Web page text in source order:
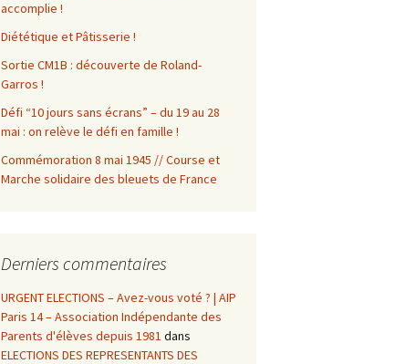
accomplie !
Diététique et Pâtisserie !
Sortie CM1B : découverte de Roland-
Garros !
Défi “10 jours sans écrans” – du 19 au 28
mai : on relève le défi en famille !
Commémoration 8 mai 1945 // Course et
Marche solidaire des bleuets de France
Derniers commentaires
URGENT ELECTIONS – Avez-vous voté ? | AIP
Paris 14 – Association Indépendante des
Parents d'élèves depuis 1981 dans
ELECTIONS DES REPRESENTANTS DES